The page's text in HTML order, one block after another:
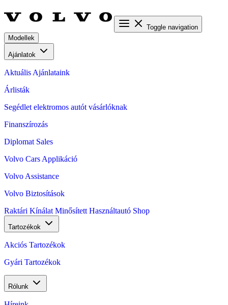
Toggle navigation
Modellek
Ajánlatok
Aktuális Ajánlataink
Árlisták
Segédlet elektromos autót vásárlóknak
Finanszírozás
Diplomat Sales
Volvo Cars Applikáció
Volvo Assistance
Volvo Biztosítások
Raktári Kínálat Minősített Használtautó Shop
Tartozékok
Akciós Tartozékok
Gyári Tartozékok
Rólunk